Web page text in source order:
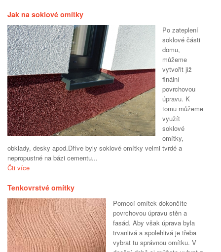
Jak na soklové omítky
Po zateplení
soklové části
domu,
můžeme
vytvořit již
finální
povrchovou
úpravu. K
tomu můžeme
využít
soklové
omítky,
obklady, desky apod.Dříve byly soklové omítky velmi tvrdé a
nepropustné na bázi cementu...
Čti více
Tenkovrstvé omítky
Pomocí omítek dokončíte
povrchovou úpravu stěn a
fasád. Aby však úprava byla
trvanlivá a spolehlivá je třeba
vybrat tu správnou omítku. V